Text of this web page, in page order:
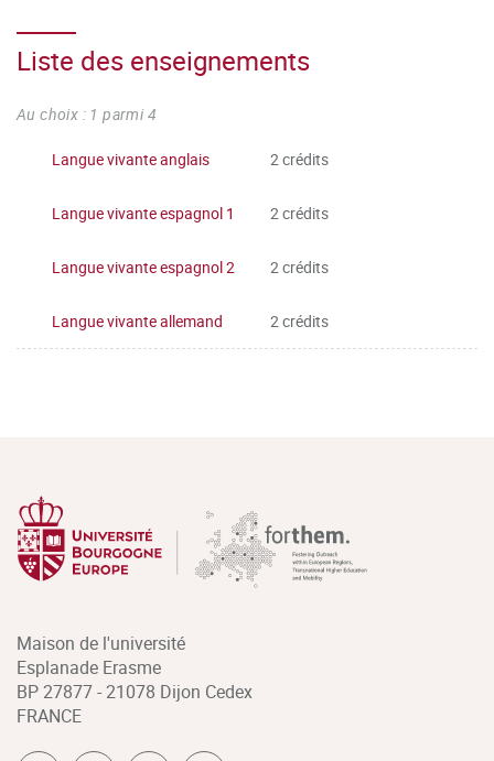
Liste des enseignements
Au choix : 1 parmi 4
Langue vivante anglais 2 crédits
Langue vivante espagnol 1 2 crédits
Langue vivante espagnol 2 2 crédits
Langue vivante allemand 2 crédits
Maison de l'université
Esplanade Erasme
BP 27877 - 21078 Dijon Cedex
FRANCE